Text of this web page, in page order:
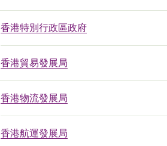
香港特別行政區政府
香港貿易發展局
香港物流發展局
香港航運發展局